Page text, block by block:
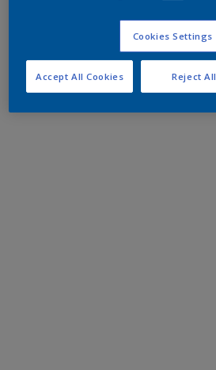
Cookies Settings
Reject All
Accept All Cookies